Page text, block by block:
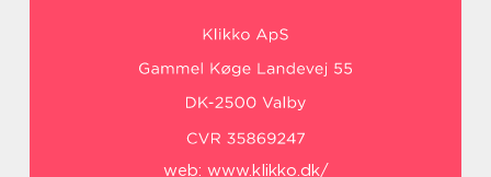
web: www.klikko.dk/